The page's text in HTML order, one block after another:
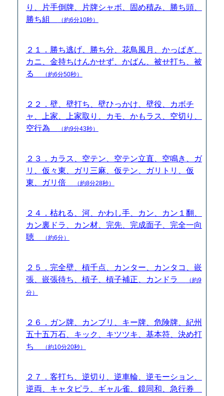
り、片手倒牌、片牌シャボ、固め積み、勝ち頭、
勝ち組
（約6分10秒）
２１．勝ち逃げ、勝ち分、花鳥風月、かっぱぎ、
カニ、金持ちけんかせず、かばん、被せ打ち、被
る
（約6分50秒）
２２．壁、壁打ち、壁ひっかけ、壁役、カボチ
ャ、上家、上家取り、カモ、かもラス、空切り、
空行為
（約9分43秒）
２３．カラス、空テン、空テン立直、空鳴き、ガ
リ、仮々東、ガリ三麻、仮テン、ガリトリ、仮
東、ガリ倍
（約8分28秒）
２４．枯れる、河、かわし手、カン、カン１翻、
カン裏ドラ、カン材、完先、完成面子、完全一向
聴
（約6分）
２５．完全壁、槓千点、カンター、カンタコ、嵌
張、嵌張待ち、槓子、槓子補正、カンドラ
（約9
分）
２６．ガン牌、カンブリ、キー牌、危険牌、紀州
五十五万石、キック、キツツキ、基本符、決め打
ち
（約10分20秒）
２７．客打ち、逆切り、逆車輪、逆モーション、
逆両、キャタピラ、ギャル雀、鏡同和、急行券